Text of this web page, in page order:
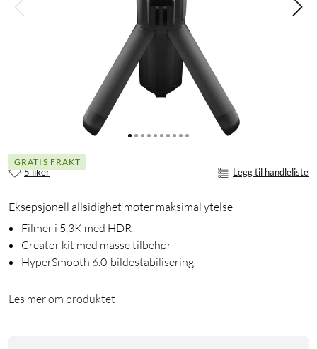
GRATIS FRAKT
5 liker Legg til handleliste
Eksepsjonell allsidighet møter maksimal ytelse
Filmer i 5,3K med HDR
Creator kit med masse tilbehør
HyperSmooth 6.0-bildestabilisering
Les mer om produktet